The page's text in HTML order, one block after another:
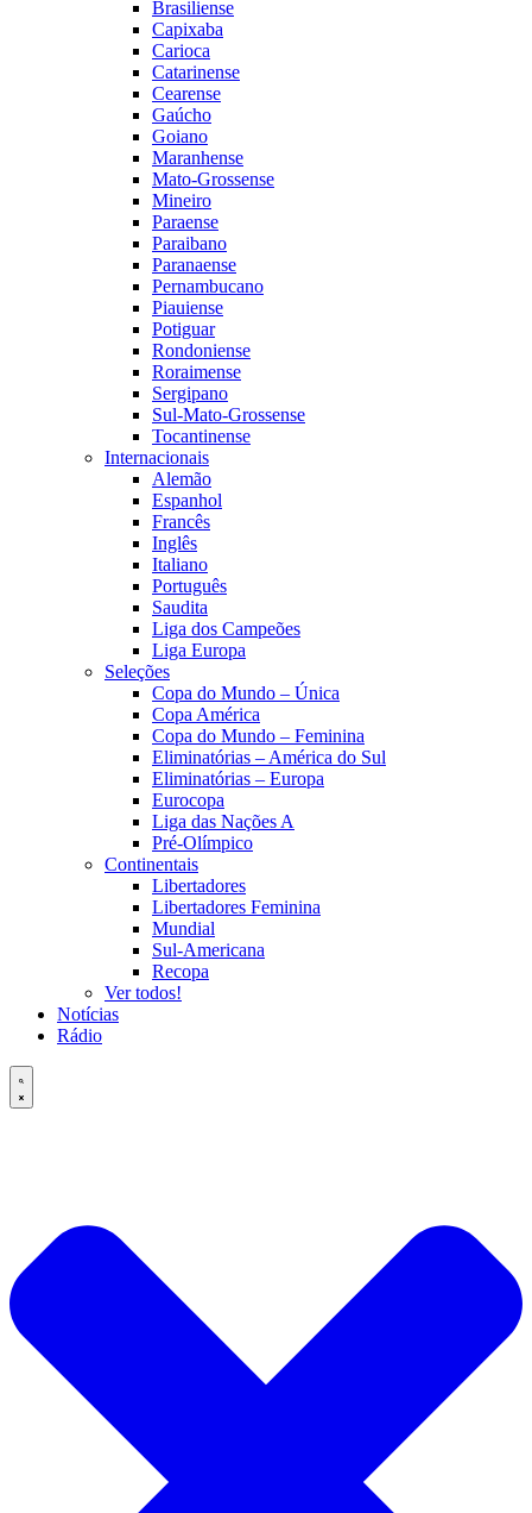
Brasiliense
Capixaba
Carioca
Catarinense
Cearense
Gaúcho
Goiano
Maranhense
Mato-Grossense
Mineiro
Paraense
Paraibano
Paranaense
Pernambucano
Piauiense
Potiguar
Rondoniense
Roraimense
Sergipano
Sul-Mato-Grossense
Tocantinense
Internacionais
Alemão
Espanhol
Francês
Inglês
Italiano
Português
Saudita
Liga dos Campeões
Liga Europa
Seleções
Copa do Mundo – Única
Copa América
Copa do Mundo – Feminina
Eliminatórias – América do Sul
Eliminatórias – Europa
Eurocopa
Liga das Nações A
Pré-Olímpico
Continentais
Libertadores
Libertadores Feminina
Mundial
Sul-Americana
Recopa
Ver todos!
Notícias
Rádio